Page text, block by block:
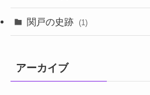
関戸の史跡 (1)
アーカイブ